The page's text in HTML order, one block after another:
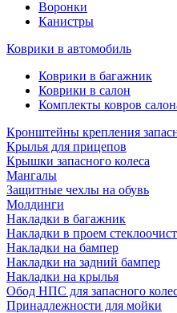
Воронки
Канистры
Коврики в автомобиль
Коврики в багажник
Коврики в салон
Комплекты ковров
Кронштейны крепления
Крылья для прицепов
Крышки запасного колеса
Мангалы
Защитные чехлы на обувь
Молдинги
Накладки в багажник
Накладки в проем
Накладки на бампер
Накладки на задний бампер
Накладки на крылья
Обод НПС для запасного
Принадлежности для мойки